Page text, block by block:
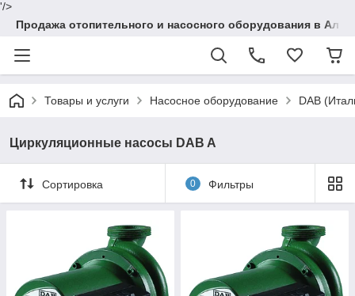
'/>
Продажа отопительного и насосного оборудования в
Товары и услуги Насосное оборудование DAB
Циркуляционные насосы DAB A
Сортировка 0 Фильтры